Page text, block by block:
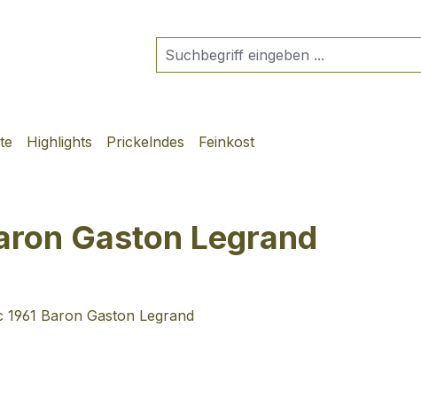
Highlights Prickelndes Feinkost
Gaston Legrand